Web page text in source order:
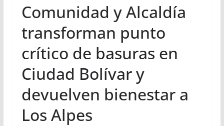
Comunidad y Alcaldía
transforman punto
crítico de basuras en
Ciudad Bolívar y
devuelven bienestar a
Los Alpes